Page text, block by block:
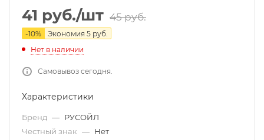
41 руб./шт 45руб.
-10% Экономия 5 руб.
Нет в наличии
Самовывоз сегодня.
Характеристики
Бренд — РУСОЙЛ
Честный знак — Нет